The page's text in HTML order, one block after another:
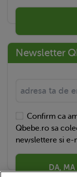
Newsletter
Confirm ca
Qbebe.ro sa
newslettere si
DA,